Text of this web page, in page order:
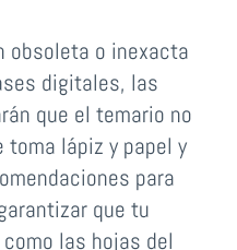
obsoleta o inexacta
digitales, las
que el temario no
lápiz y papel y
para
que tu
las hojas del